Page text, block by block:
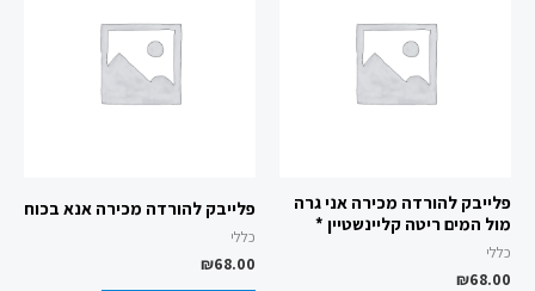
פלייבק להורדה מכירה אני גרה
מול המים ריטה קליינשטיין *
כללי
₪68.00
פלייבק להורדה מכירה אנא בכוח
כללי
₪68.00